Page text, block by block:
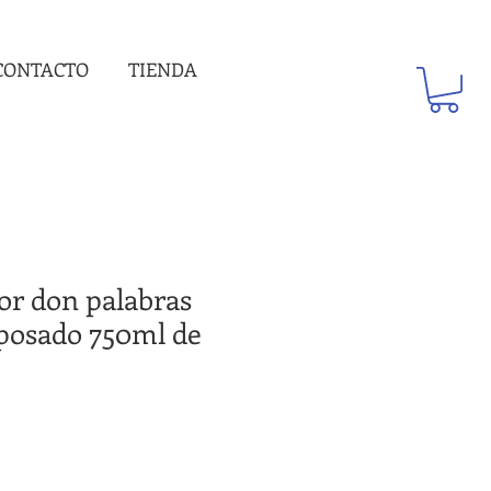
TIENDA
don palabras
750ml de